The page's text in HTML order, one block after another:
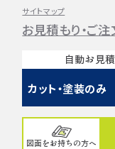
サイトマップ
お見積もり・ご注
自動お見
カット・塗装のみ
図面をお持ちの方へ